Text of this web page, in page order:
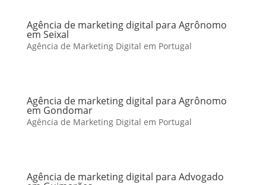
Agência de marketing digital para Agrônomo
em Seixal
Agência de Marketing Digital em Portugal
Agência de marketing digital para Agrônomo
em Gondomar
Agência de Marketing Digital em Portugal
Agência de marketing digital para Advogado